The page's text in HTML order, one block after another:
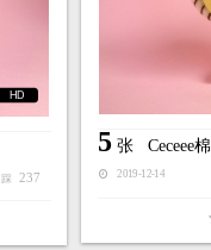
HD
踩 237
5张 Ceceee
2019-12-14